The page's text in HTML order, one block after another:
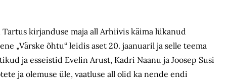
kirjanduse maja all Arhiivis käima lükanud
„Värske õhtu“ leidis aset 20. jaanuaril ja selle teema
ja esseistid Evelin Arust, Kadri Naanu ja Joosep Susi
ja olemuse üle, vaatluse all olid ka nende endi